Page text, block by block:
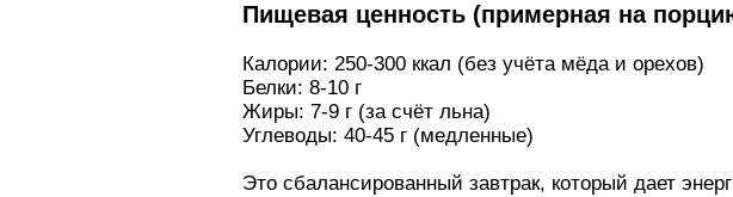
Пищевая ценность (примерная на
Калории: 250-300 ккал (без учёта мёда и орехов)
Белки: 8-10 г
Жиры: 7-9 г (за счёт льна)
Углеводы: 40-45 г (медленные)
Это сбалансированный завтрак, который дает